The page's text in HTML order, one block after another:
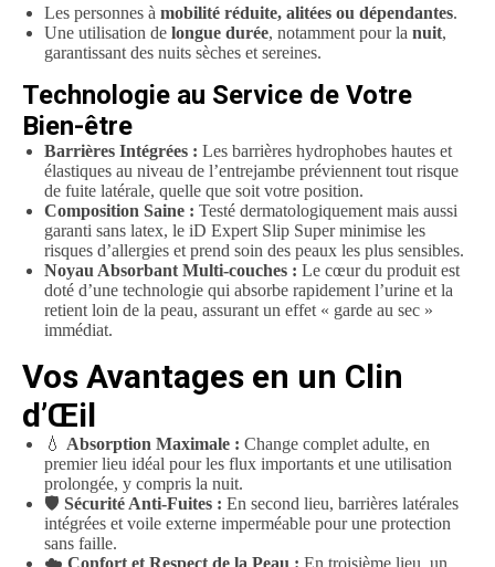
Les personnes à mobilité réduite, alitées ou dépendantes.
Une utilisation de longue durée, notamment pour la nuit,
garantissant des nuits sèches et sereines.
Technologie au Service de Votre
Bien-être
Barrières Intégrées : Les barrières hydrophobes hautes et
élastiques au niveau de l’entrejambe préviennent tout risque
de fuite latérale, quelle que soit votre position.
Composition Saine : Testé dermatologiquement mais aussi
garanti sans latex, le iD Expert Slip Super minimise les
risques d’allergies et prend soin des peaux les plus sensibles.
Noyau Absorbant Multi-couches : Le cœur du produit est
doté d’une technologie qui absorbe rapidement l’urine et la
retient loin de la peau, assurant un effet « garde au sec »
immédiat.
Vos Avantages en un Clin
d’Œil
💧 Absorption Maximale : Change complet adulte, en
premier lieu idéal pour les flux importants et une utilisation
prolongée, y compris la nuit.
🛡️ Sécurité Anti-Fuites : En second lieu, barrières latérales
intégrées et voile externe imperméable pour une protection
sans faille.
☁️ Confort et Respect de la Peau : En troisième lieu, un